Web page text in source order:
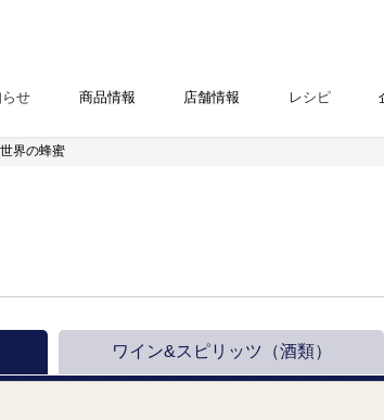
せ 商品情報 店舗情報 レシピ
界の蜂蜜
ワイン&スピリッツ （酒類）